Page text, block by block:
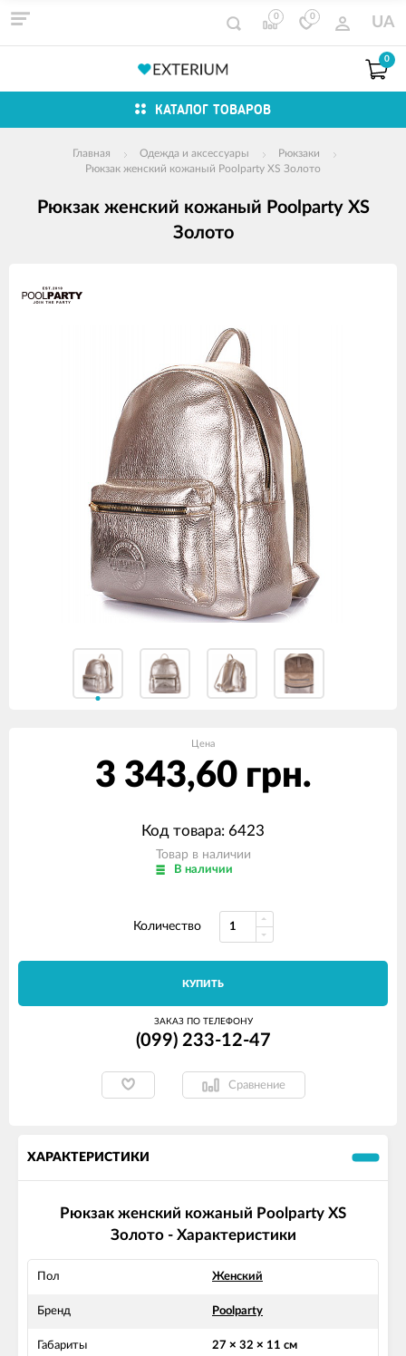
0 0 UA
0
КАТАЛОГ ТОВАРОВ
Главная Одежда и аксессуары
Рюкзаки
Рюкзак женский кожаный Poolparty XS Золото
Рюкзак женский кожаный Poolparty XS
Золото
товаров
Цена
3 343,60 грн.
Код товара: 6423
Товар в наличии
В наличии
Количество
КУПИТЬ
ЗАКАЗ ПО ТЕЛЕФОНУ
(099) 233-12-47
Сравнение
ХАРАКТЕРИСТИКИ
Рюкзак женский кожаный Poolparty XS
Золото - Характеристики
Пол Женский
Бренд Poolparty
Габариты 27 × 32 × 11 см